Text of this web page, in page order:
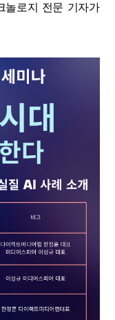
놀로지 전문 기자가